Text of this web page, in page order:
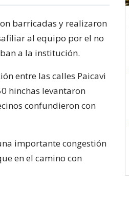
barricadas y realizaron
al equipo por el no
a la institución.
entre las calles Paicavi
hinchas levantaron
confundieron con
importante congestión
en el camino con